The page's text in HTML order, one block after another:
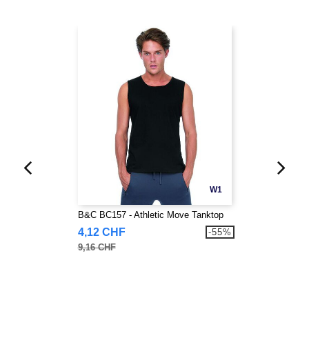
W1
B&C BC157 - Athletic Move Tanktop
4,12 CHF
9,16 CHF
-55%